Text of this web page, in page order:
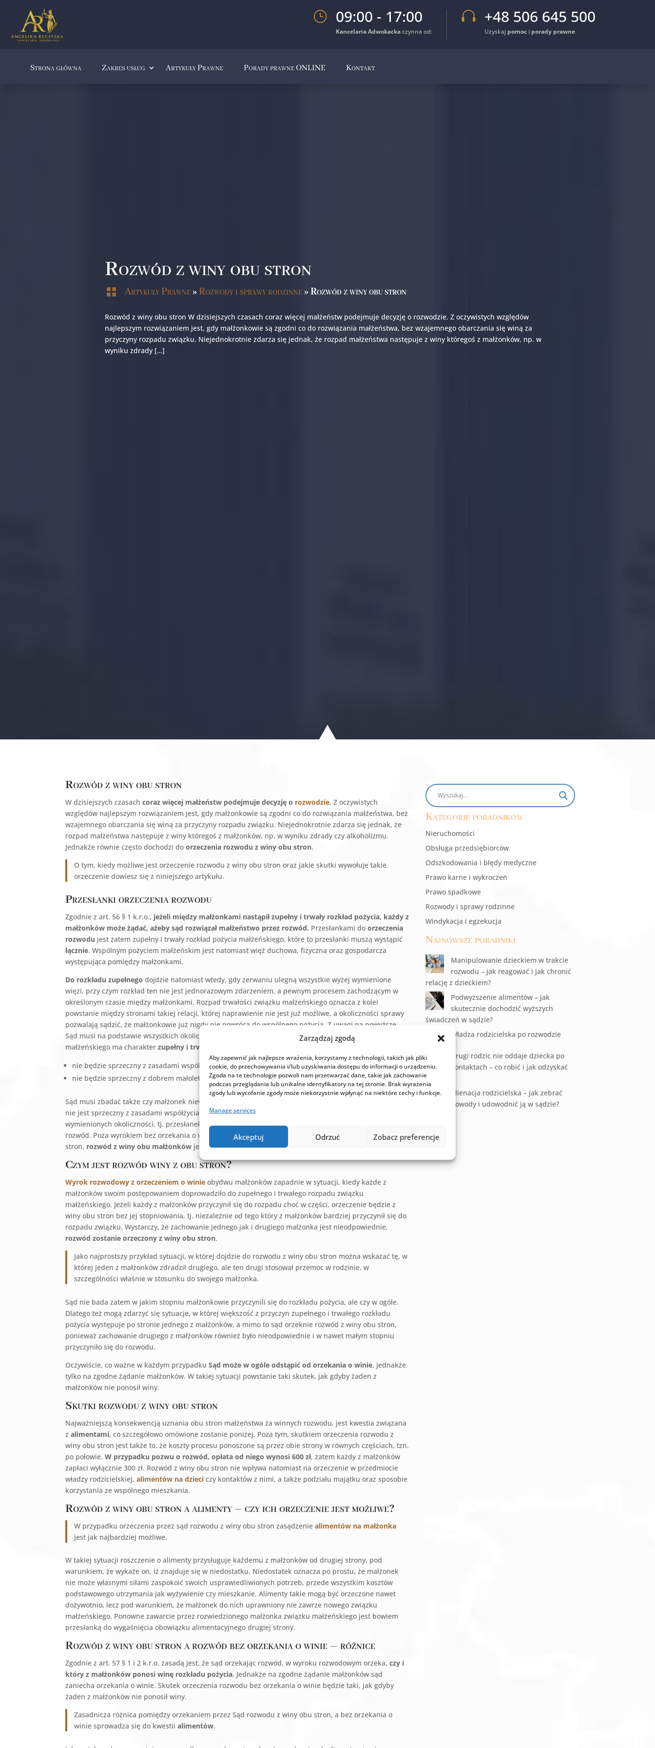
Zarządzaj zgodą
Aby zapewnić jak najlepsze wrażenia, korzystamy z technologii, takich jak pliki
cookie, do przechowywania i/lub uzyskiwania dostępu do informacji o urządzeniu.
Zgoda na te technologie pozwoli nam przetwarzać dane, takie jak zachowanie
podczas przeglądania lub unikalne identyfikatory na tej stronie. Brak wyrażenia
zgody lub wycofanie zgody może niekorzystnie wpłynąć na niektóre cechy i funkcje.
Manage services
Akceptuj Odrzuć Zobacz preferencje
} 09:00 - 17:00
Kancelaria Adwokackaczynna od:
 +48 506 645 500
Uzyskaj pomoc i porady prawne
Strona główna Zakres usług Artykuły Prawne Porady prawne ONLINE Kontakt
Rozwód z winy obu stron
 Artykuły Prawne» Rozwody i sprawy rodzinne»Rozwód z winy obu stron
Rozwód z winy obu stron W dzisiejszych czasach coraz więcej małżeństw podejmuje decyzję o rozwodzie. Z oczywistych względów
najlepszym rozwiązaniem jest, gdy małżonkowie są zgodni co do rozwiązania małżeństwa, bez wzajemnego obarczania się winą za
przyczyny rozpadu związku. Niejednokrotnie zdarza się jednak, że rozpad małżeństwa następuje z winy któregoś z małżonków, np. w
wyniku zdrady […]
Rozwód z winy obu stron
W dzisiejszych czasachcoraz więcej małżeństw podejmuje decyzję o rozwodzie. Z oczywistych
względów najlepszym rozwiązaniem jest, gdy małżonkowie są zgodni co do rozwiązania małżeństwa, bez
wzajemnego obarczania się winą za przyczyny rozpadu związku. Niejednokrotnie zdarza się jednak, że
rozpad małżeństwa następuje z winy któregoś z małżonków, np. w wyniku zdrady czy alkoholizmu.
Jednakże równie często dochodzi doorzeczenia rozwodu z winy obu stron.
O tym, kiedy możliwe jest orzeczenie rozwodu z winy obu stron oraz jakie skutki wywołuje takie
orzeczenie dowiesz się z niniejszego artykułu.
Przesłanki orzeczenia rozwodu
Zgodnie z art. 56 § 1 k.r.o., jeżeli między małżonkami nastąpił zupełny i trwały rozkład pożycia, każdy z
małżonków może żądać, ażeby sąd rozwiązał małżeństwo przez rozwód. Przesłankami doorzeczenia
rozwodu jest zatem zupełny i trwały rozkład pożycia małżeńskiego, które to przesłanki muszą wystąpić
łącznie. Wspólnym pożyciem małżeńskim jest natomiast więź duchowa, fizyczna oraz gospodarcza
występująca pomiędzy małżonkami.
Do rozkładu zupełnego dojdzie natomiast wtedy, gdy zerwaniu ulegną wszystkie wyżej wymienione
więzi, przy czym rozkład ten nie jest jednorazowym zdarzeniem, a pewnym procesem zachodzącym w
określonym czasie między małżonkami. Rozpad trwałości związku małżeńskiego oznacza z kolei
powstanie między stronami takiej relacji, której naprawienie nie jest już możliwe, a okoliczności sprawy
pozwalają sądzić, że małżonkowie już nigdy nie powrócą do wspólnego pożycia. Z uwagi na powyższe,
Sąd musi na podstawie wszystkich okoliczności sprawy dojść do przekonania, że rozkład pożycia
małżeńskiego ma charakterzupełny i trwały
nie będzie sprzeczny z zasadami współżycia społecznego,
nie będzie sprzeczny z dobrem małoletnich dzieci małżonków.
Sąd musi zbadać także czy małżonek niewinny nie wyraził sprzeciwu co do rozwodu, który to sprzeciw
nie jest sprzeczny z zasadami współżycia społecznego. Jeżeli Sąd uzna następnie, że żadna z wyżej
wymienionych okoliczności, tj. przesłanek negatywnych do orzeczenia rozwodu, nie wystąpi, orzeka
rozwód. Poza wyrokiem bez orzekania o winie oraz wyrokiem orzekającym wyłącznie winę jednej ze
stron, rozwód z winy obu małżonków jest trzecim z rodzajów wyroków rozwodowych.
Czym jest rozwód winy z obu stron?
Wyrok rozwodowy z orzeczeniem o winie obydwu małżonków zapadnie w sytuacji, kiedy każde z
małżonków swoim postępowaniem doprowadziło do zupełnego i trwałego rozpadu związku
małżeńskiego. Jeżeli każdy z małżonków przyczynił się do rozpadu choć w części, orzeczenie będzie z
winy obu stron bez jej stopniowania, tj. niezależnie od tego który z małżonków bardziej przyczynił się do
rozpadu związku. Wystarczy, że zachowanie jednego jak i drugiego małżonka jest nieodpowiednie,
rozwód zostanie orzeczony z winy obu stron.
Jako najprostszy przykład sytuacji, w której dojdzie do rozwodu z winy obu stron można wskazać tę, w
której jeden z małżonków zdradził drugiego, ale ten drugi stosował przemoc w rodzinie, w
szczególności właśnie w stosunku do swojego małżonka.
Sąd nie bada zatem w jakim stopniu małżonkowie przyczynili się do rozkładu pożycia, ale czy w ogóle.
Dlatego też mogą zdarzyć się sytuacje, w której większość z przyczyn zupełnego i trwałego rozkładu
pożycia występuje po stronie jednego z małżonków, a mimo to sąd orzeknie rozwód z winy obu stron,
ponieważ zachowanie drugiego z małżonków również było nieodpowiednie i w nawet małym stopniu
przyczyniło się do rozwodu.
Oczywiście, co ważne w każdym przypadkuSąd może w ogóle odstąpić od orzekania o winie, jednakże
tylko na zgodne żądanie małżonków. W takiej sytuacji powstanie taki skutek, jak gdyby żaden z
małżonków nie ponosił winy.
Skutki rozwodu z winy obu stron
Najważniejszą konsekwencją uznania obu stron małżeństwa za winnych rozwodu, jest kwestia związana
zalimentami, co szczegółowo omówione zostanie poniżej. Poza tym, skutkiem orzeczenia rozwodu z
winy obu stron jest także to, że koszty procesu ponoszone są przez obie strony w równych częściach, tzn.
po połowie.W przypadku pozwu o rozwód, opłata od niego wynosi 600 zł, zatem każdy z małżonków
zapłaci wyłącznie 300 zł. Rozwód z winy obu stron nie wpływa natomiast na orzeczenie w przedmiocie
władzy rodzicielskiej,alimentów na dzieci czy kontaktów z nimi, a także podziału majątku oraz sposobie
korzystania ze wspólnego mieszkania.
Rozwód z winy obu stron a alimenty – czy ich orzeczenie jest możliwe?
W przypadku orzeczenia przez sąd rozwodu z winy obu stron zasądzenie alimentów na małżonka
jest jak najbardziej możliwe.
W takiej sytuacji roszczenie o alimenty przysługuje każdemu z małżonków od drugiej strony, pod
warunkiem, że wykaże on, iż znajduje się w niedostatku. Niedostatek oznacza po prostu, że małżonek
nie może własnymi siłami zaspokoić swoich usprawiedliwionych potrzeb, przede wszystkim kosztów
podstawowego utrzymania jak wyżywienie czy mieszkanie. Alimenty takie mogą być orzeczone nawet
dożywotnio, lecz pod warunkiem, że małżonek do nich uprawniony nie zawrze nowego związku
małżeńskiego. Ponowne zawarcie przez rozwiedzionego małżonka związku małżeńskiego jest bowiem
przesłanką do wygaśnięcia obowiązku alimentacyjnego drugiej strony.
Rozwód z winy obu stron a rozwód bez orzekania o winie – różnice
Zgodnie z art. 57 § 1 i 2 k.r.o. zasadą jest, że sąd orzekając rozwód, w wyroku rozwodowym orzeka,czy i
który z małżonków ponosi winę rozkładu pożycia. Jednakże na zgodne żądanie małżonków sąd
zaniecha orzekania o winie. Skutek orzeczenia rozwodu bez orzekania o winie będzie taki, jak gdyby
żaden z małżonków nie ponosił winy.
Zasadnicza różnica pomiędzy orzekaniem przez Sąd rozwodu z winy obu stron, a bez orzekania o
winie sprowadza się do kwestii alimentów.
Kategorie poradników
Nieruchomości
Obsługa przedsiębiorców
Odszkodowania i błędy medyczne
Prawo karne i wykroczeń
Prawo spadkowe
Rozwody i sprawy rodzinne
Windykacja i egzekucja
Najnowsze poradniki
Manipulowanie dzieckiem w trakcie
rozwodu – jak reagować i jak chronić
relację z dzieckiem?
Podwyższenie alimentów – jak
skutecznie dochodzić wyższych
świadczeń w sądzie?
Władza rodzicielska po rozwodzie
Drugi rodzic nie oddaje dziecka po
kontaktach – co robić i jak odzyskać
dziecko?
Alienacja rodzicielska – jak zebrać
dowody i udowodnić ją w sądzie?